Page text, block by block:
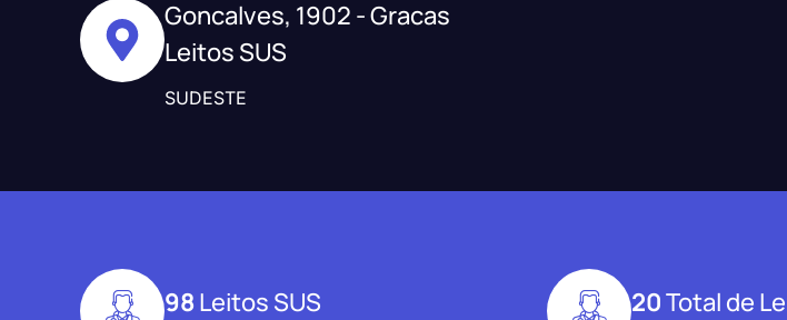
Goncalves, 1902 - Gracas
Leitos SUS
SUDESTE
98 Leitos SUS 20Total de